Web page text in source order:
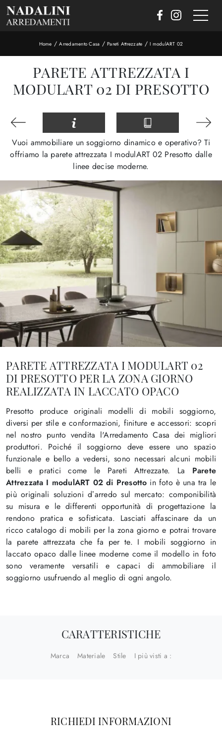
Home /Arredamento Casa /Pareti Attrezzate /I modulART 02
PARETE ATTREZZATA I
MODULART 02 DI PRESOTTO
Vuoi ammobiliare un soggiorno dinamico e operativo? Ti
offriamo la parete attrezzata I modulART 02 Presotto dalle
linee decise moderne.
PARETE ATTREZZATA I MODULART 02
DI PRESOTTO PER LA ZONA GIORNO
REALIZZATA IN LACCATO OPACO
Presotto produce originali modelli di mobili soggiorno,
diversi per stile e conformazioni, finiture e accessori: scopri
nel nostro punto vendita l'Arredamento Casa dei migliori
produttori. Poiché il soggiorno deve essere uno spazio
funzionale e bello a vedersi, sono necessari alcuni mobili
belli e pratici come le Pareti Attrezzate. La Parete
Attrezzata I modulART 02 di Presotto in foto è una tra le
più originali soluzioni d’arredo sul mercato: componibilità
su misura e le differenti opportunità di progettazione la
rendono pratica e sofisticata. Lasciati affascinare da un
ricco catalogo di mobili per la zona giorno e potrai trovare
la parete attrezzata che fa per te. I mobili soggiorno in
laccato opaco dalle linee moderne come il modello in foto
sono veramente versatili e capaci di ammobiliare il
soggiorno usufruendo al meglio di ogni angolo.
CARATTERISTICHE
Marca Materiale Stile I più visti a :
RICHIEDI INFORMAZIONI